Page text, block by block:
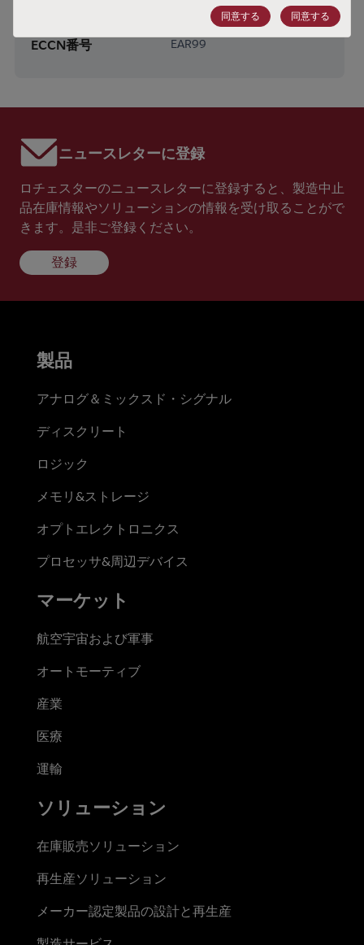
8541.29.0055
ECCN番号 EAR99
ニュースレターに登録
ロチェスターのニュースレターに登録すると、製造中止
品在庫情報やソリューションの情報を受け取ることがで
きます。是非ご登録ください。
登録
同意する 同意する
製品
アナログ＆ミックスド・シグナル
ディスクリート
ロジック
メモリ&ストレージ
オプトエレクトロニクス
プロセッサ&周辺デバイス
マーケット
航空宇宙および軍事
オートモーティブ
産業
医療
運輸
ソリューション
在庫販売ソリューション
再生産ソリューション
メーカー認定製品の設計と再生産